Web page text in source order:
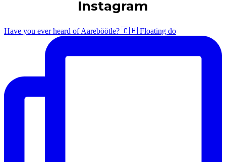
Instagram
Have you ever heard of Aareböötle? 🇨🇭 Floating do